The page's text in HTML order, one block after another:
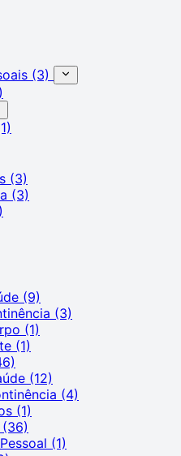
(3)
(3)
(3)
(9)
(3)
(1)
(1)
(12)
(4)
(1)
(36)
(1)